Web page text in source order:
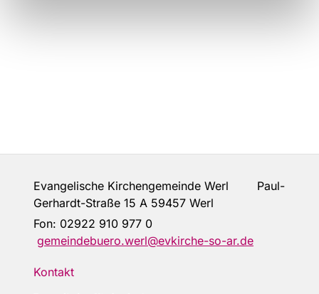
Evangelische Kirchengemeinde Werl Paul-
Gerhardt-Straße 15 A 59457 Werl
Fon: 02922 910 977 0
gemeindebuero.werl@evkirche-so-ar.de
Kontakt